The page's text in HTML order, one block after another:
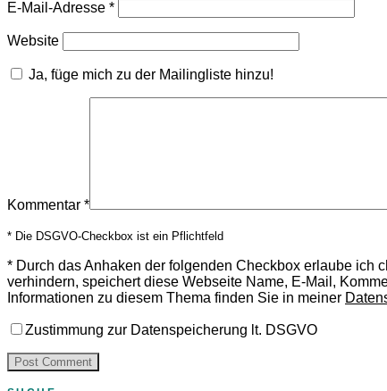
E-Mail-Adresse *
Website
Ja, füge mich zu der Mailingliste hinzu!
Kommentar *
* Die DSGVO-Checkbox ist ein Pflichtfeld
* Durch das Anhaken der folgenden Checkbox erlaube ich
verhindern, speichert diese Webseite Name, E-Mail,
Informationen zu diesem Thema finden Sie in meiner
Zustimmung zur Datenspeicherung lt. DSGVO